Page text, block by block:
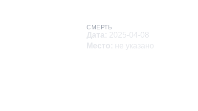
СМЕРТЬ
Дата: 2025-04-08
Место: не указано